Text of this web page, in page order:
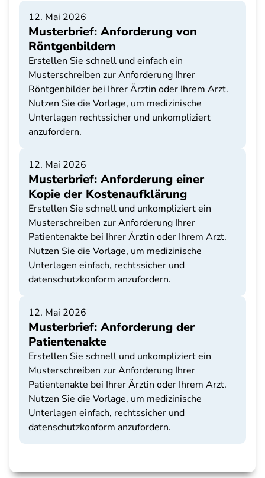
12. Mai 2026
Musterbrief: Anforderung von
Röntgenbildern
Erstellen Sie schnell und einfach ein
Musterschreiben zur Anforderung Ihrer
Röntgenbilder bei Ihrer Ärztin oder Ihrem Arzt.
Nutzen Sie die Vorlage, um medizinische
Unterlagen rechtssicher und unkompliziert
anzufordern.
12. Mai 2026
Musterbrief: Anforderung einer
Kopie der Kostenaufklärung
Erstellen Sie schnell und unkompliziert ein
Musterschreiben zur Anforderung Ihrer
Patientenakte bei Ihrer Ärztin oder Ihrem Arzt.
Nutzen Sie die Vorlage, um medizinische
Unterlagen einfach, rechtssicher und
datenschutzkonform anzufordern.
12. Mai 2026
Musterbrief: Anforderung der
Patientenakte
Erstellen Sie schnell und unkompliziert ein
Musterschreiben zur Anforderung Ihrer
Patientenakte bei Ihrer Ärztin oder Ihrem Arzt.
Nutzen Sie die Vorlage, um medizinische
Unterlagen einfach, rechtssicher und
datenschutzkonform anzufordern.